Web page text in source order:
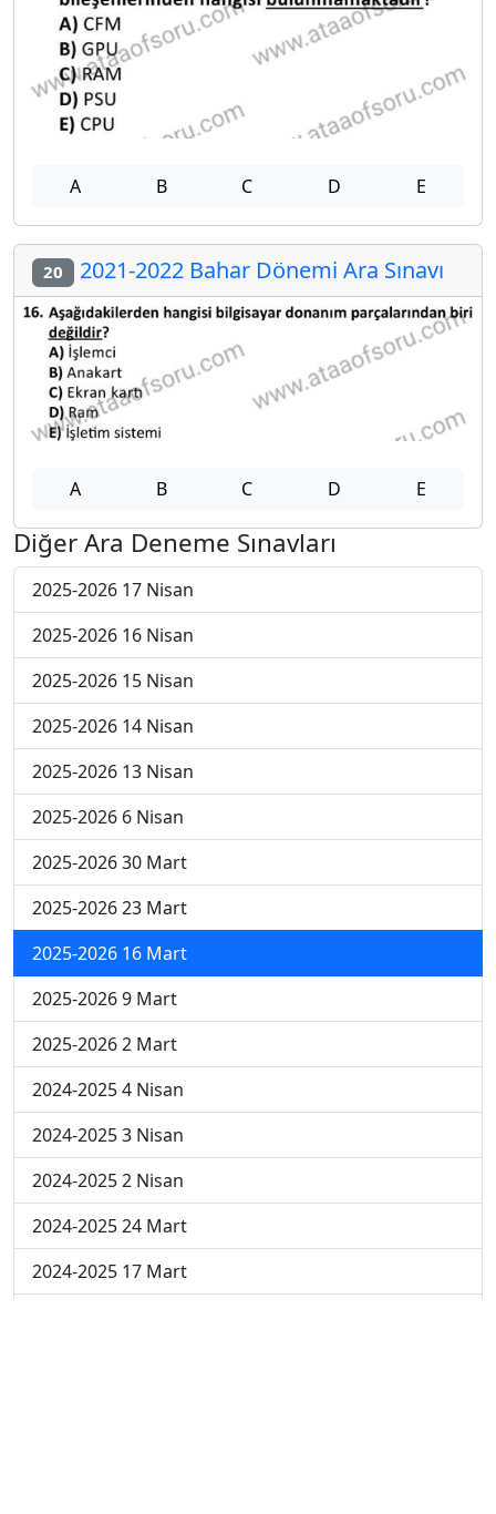
A B C D E
20 2021-2022 Bahar Dönemi Ara Sınavı
A B C D E
Diğer Ara Deneme Sınavları
2025-2026 17 Nisan
2025-2026 16 Nisan
2025-2026 15 Nisan
2025-2026 14 Nisan
2025-2026 13 Nisan
2025-2026 6 Nisan
2025-2026 30 Mart
2025-2026 23 Mart
2025-2026 16 Mart
2025-2026 9 Mart
2025-2026 2 Mart
2024-2025 4 Nisan
2024-2025 3 Nisan
2024-2025 2 Nisan
2024-2025 24 Mart
2024-2025 17 Mart